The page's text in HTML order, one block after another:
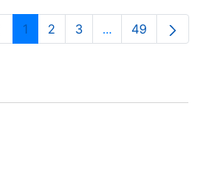
Orrialdea
1 Orrialdea
2 Orrialdea
3 ...Intermediate
Orrialdea
49